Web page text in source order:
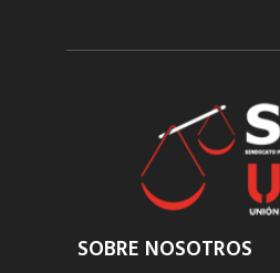
SOBRE NOSOTROS